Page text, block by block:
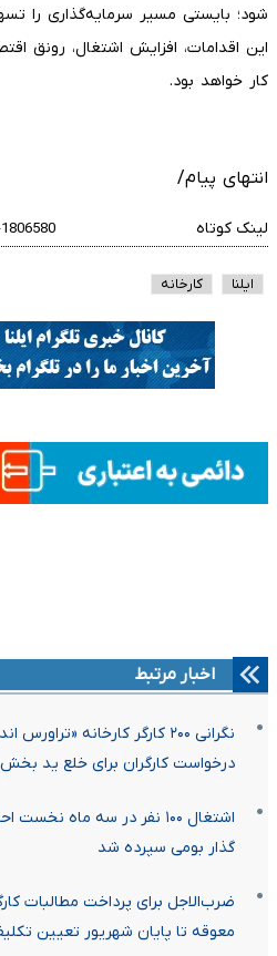
شود؛ بایستی مسیر سرمایه‌گذاری را
این اقدامات، افزایش اشتغال، رونق
کار خواهد بود.
انتهای پیام/
لینک کوتاه
ایلنا کارخانه
اخبار مرتبط
نگرانی ۲۰۰ کارگر کارخانه
درخواست کارگران برای خلع ید
گذار بومی سپرده شد
ضرب‌الاجل برای پرداخت مطالبات
معوقه تا پایان شهریور تعیین